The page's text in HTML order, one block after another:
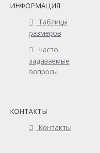
ИНФОРМАЦИЯ
Таблицы
размеров
Часто
задаваемые
вопросы
КОНТАКТЫ
Контакты